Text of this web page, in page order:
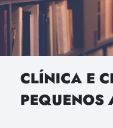
CLÍNICA E